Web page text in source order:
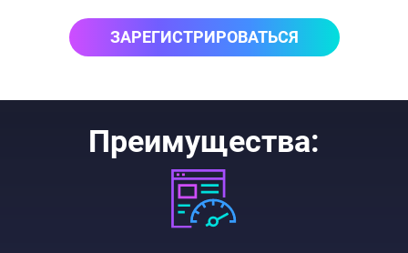
ЗАРЕГИСТРИРОВАТЬСЯ
Преимущества: